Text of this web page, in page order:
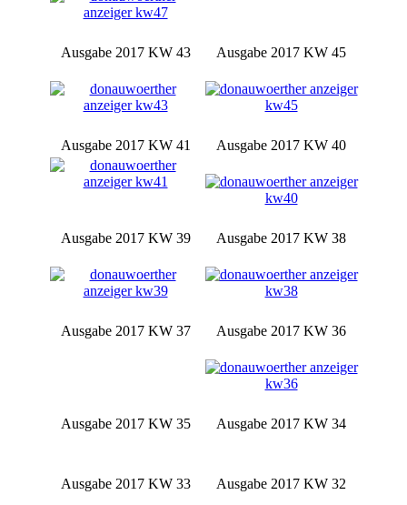
Ausgabe 2017 KW 43 Ausgabe 2017 KW 45
Ausgabe 2017 KW 41 Ausgabe 2017 KW 40
Ausgabe 2017 KW 39 Ausgabe 2017 KW 38
Ausgabe 2017 KW 37 Ausgabe 2017 KW 36
Ausgabe 2017 KW 35 Ausgabe 2017 KW 34
Ausgabe 2017 KW 33 Ausgabe 2017 KW 32